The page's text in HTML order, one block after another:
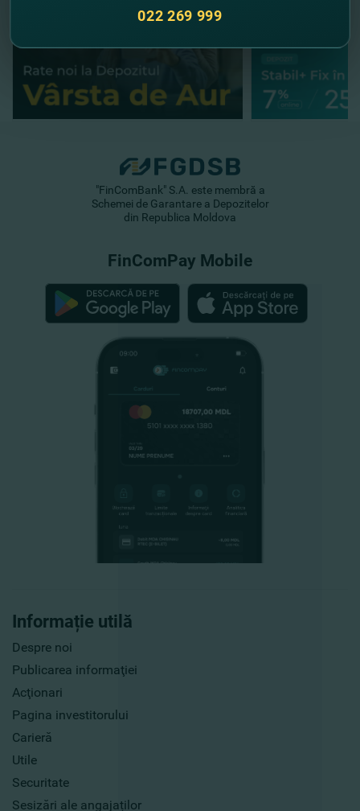
Informație utilă
Despre noi
Publicarea informaţiei
Acţionari
Pagina investitorului
Carieră
Utile
Securitate
Sesizări ale angajaților
"FinComBank" S.A. este membră a
Schemei de Garantare a Depozitelor
din Republica Moldova
FinComPay Mobile
022 269 999